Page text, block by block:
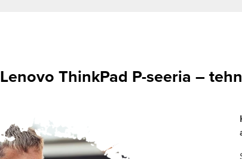
Lenovo ThinkPad P-seeria –